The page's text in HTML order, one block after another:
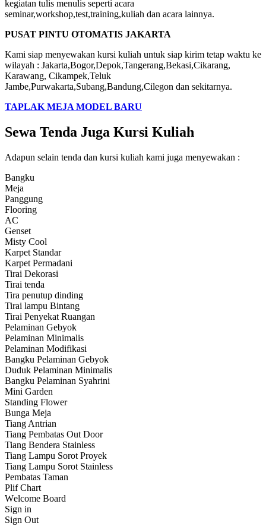
kegiatan tulis menulis seperti acara
seminar,workshop,test,training,kuliah dan acara lainnya.
PUSAT PINTU OTOMATIS JAKARTA
Kami siap menyewakan kursi kuliah untuk siap kirim tetap waktu ke
wilayah : Jakarta,Bogor,Depok,Tangerang,Bekasi,Cikarang,
Karawang, Cikampek,Teluk
Jambe,Purwakarta,Subang,Bandung,Cilegon dan sekitarnya.
TAPLAK MEJA MODEL BARU
Sewa Tenda Juga Kursi Kuliah
Adapun selain tenda dan kursi kuliah kami juga menyewakan :
Bangku
Meja
Panggung
Flooring
AC
Genset
Misty Cool
Karpet Standar
Karpet Permadani
Tirai Dekorasi
Tirai tenda
Tira penutup dinding
Tirai lampu Bintang
Tirai Penyekat Ruangan
Pelaminan Gebyok
Pelaminan Minimalis
Pelaminan Modifikasi
Bangku Pelaminan Gebyok
Duduk Pelaminan Minimalis
Bangku Pelaminan Syahrini
Mini Garden
Standing Flower
Bunga Meja
Tiang Antrian
Tiang Pembatas Out Door
Tiang Bendera Stainless
Tiang Lampu Sorot Proyek
Tiang Lampu Sorot Stainless
Pembatas Taman
Plif Chart
Wеlсоmе Board
Sign іn
Sign Out